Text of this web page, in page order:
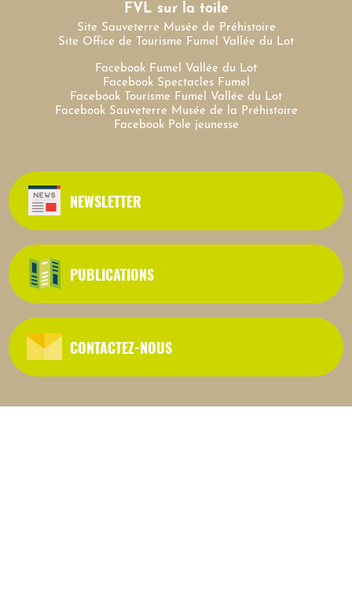
FVL sur la toile
Site Sauveterre Musée de Préhistoire
Site Office de Tourisme Fumel Vallée du Lot
Facebook Fumel Vallée du Lot
Facebook Spectacles Fumel
Facebook Tourisme Fumel Vallée du Lot
Facebook Sauveterre Musée de la Préhistoire
Facebook Pole jeunesse
NEWSLETTER
PUBLICATIONS
CONTACTEZ-NOUS